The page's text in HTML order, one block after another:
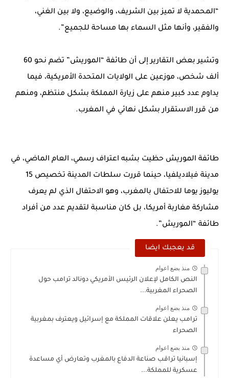
“المحمدية لا تميز بين الشريف، والوضيع، ولا بين الغني،
والفقير، وأنها مثل السماء بها مساحة للجميع”.
وتشير بعض التقارير إلى أن طائفة “الموريش” تضم نحو 60
ألف شخص، موزعين على الولايات المتحدة الأمريكية، فيما
يداوم عدد كبير منهم على زيارة المملكة بشكل منتظم، ومنهم
من قرر الاستقرار بشكل نهائي في المغرب.
طائفة الموريش حظيت بشبه اعتراف رسمي، العام الماضي، في
مدينة فيلاديلفيا، حينما قررت سلطات المدينة تخصيص 15
يوليوز يوما للاحتفال بالمغرب، وهو الاحتفال الذي لم يعرف
مشاركة مغاربة أمريكا، بل كان مناسبة لتقديم عدد من أفراد
طائفة “الموريش”.
قد يعجبك ايضا
منذ بضع اعوام
النص الكامل لإعلان الرئيس الأمريكي دونالد ترامب حول
الصحراء المغربية...
منذ بضع اعوام
ترامب يعلن علاقات المملكة مع إسرائيل ويعترف بمغربية
الصحراء
منذ بضع اعوام
إسبانيا تراقب صناعة الدفاع بالمغرب وتعارض أي مساعدة
عسكرية للمملكة...